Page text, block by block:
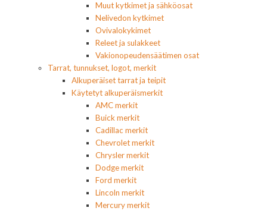
Muut kytkimet ja sähköosat
Nelivedon kytkimet
Ovivalokykimet
Releet ja sulakkeet
Vakionopeudensäätimen osat
Tarrat, tunnukset, logot, merkit
Alkuperäiset tarrat ja teipit
Käytetyt alkuperäismerkit
AMC merkit
Buick merkit
Cadillac merkit
Chevrolet merkit
Chrysler merkit
Dodge merkit
Ford merkit
Lincoln merkit
Mercury merkit